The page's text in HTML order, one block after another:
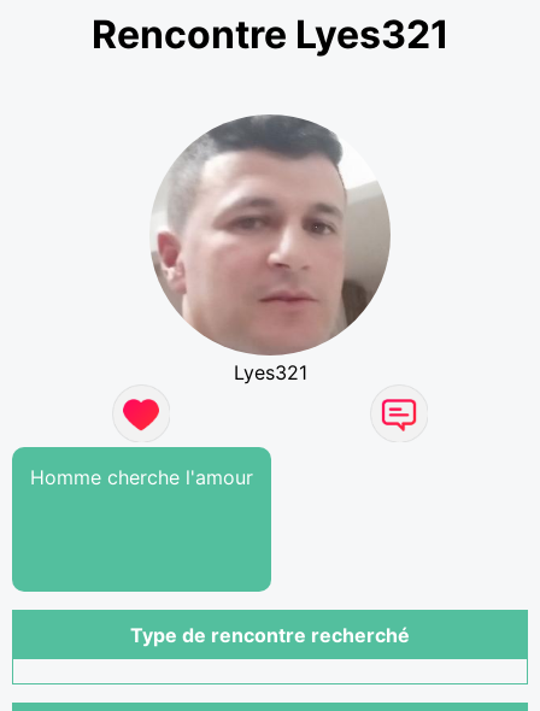
Rencontre Lyes321
Lyes321
Homme cherche l'amour
Type de rencontre recherché